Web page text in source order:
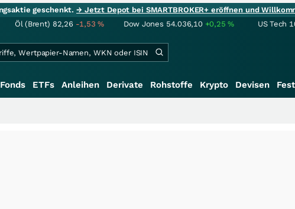
geschenkt.→ Jetzt Depot bei SMARTBROKER+ eröffnen und
Öl (Brent) 82,26 -1,53% Dow Jones 54.036,10 +0,25% US Tech
Fonds ETFs Anleihen Derivate Rohstoffe Krypto Devisen